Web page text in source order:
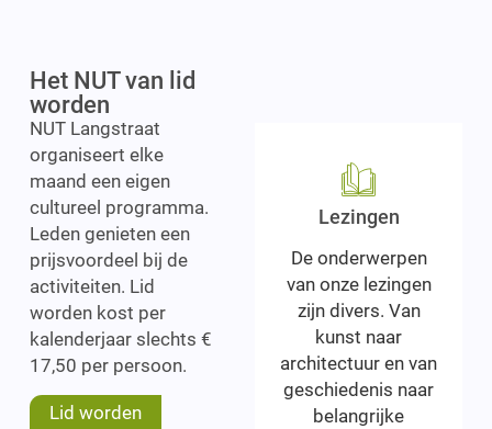
Het NUT van lid
worden
NUT Langstraat
organiseert elke
maand een eigen
cultureel programma.
Leden genieten een
prijsvoordeel bij de
activiteiten. Lid
worden kost per
kalenderjaar slechts €
17,50 per persoon.
Lid worden
Lezingen
De onderwerpen
van onze lezingen
zijn divers. Van
kunst naar
architectuur en van
geschiedenis naar
belangrijke